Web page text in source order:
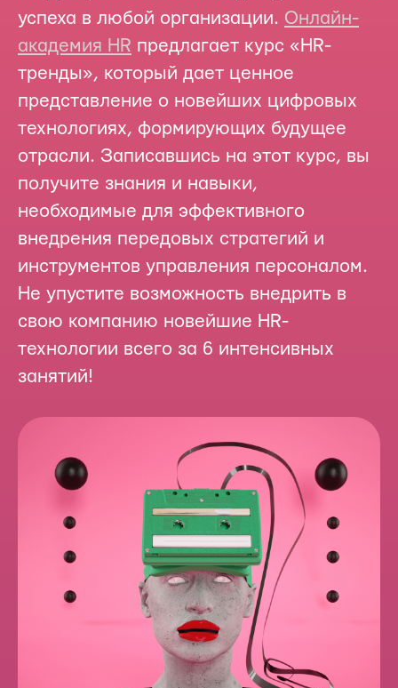
успеха в любой организации. Онлайн-
академия HR предлагает курс «HR-
тренды», который дает ценное
представление о новейших цифровых
технологиях, формирующих будущее
отрасли. Записавшись на этот курс, вы
получите знания и навыки,
необходимые для эффективного
внедрения передовых стратегий и
инструментов управления персоналом.
Не упустите возможность внедрить в
свою компанию новейшие HR-
технологии всего за 6 интенсивных
занятий!